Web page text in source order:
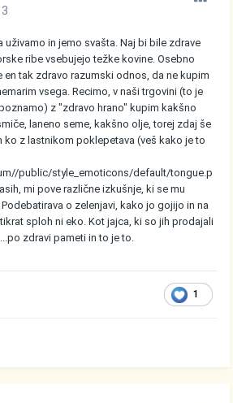
uživamo in jemo svašta. Naj bi bile zdrave
ribe vsebujejo težke kovine. Osebno
en tak zdravo razumski odnos, da ne kupim
vsega. Recimo, v naši trgovini (to je
z "zdravo hrano" kupim kakšno
laneno seme, kakšno olje, torej zdaj še
ko z lastnikom poklepetava (veš kako je to
public/style_emoticons/default/tongue.p
mi pove različne izkušnje, ki se mu
o zelenjavi, kako jo gojijo in na
sploh ni eko. Kot jajca, ki so jih prodajali
zdravi pameti in to je to.
1